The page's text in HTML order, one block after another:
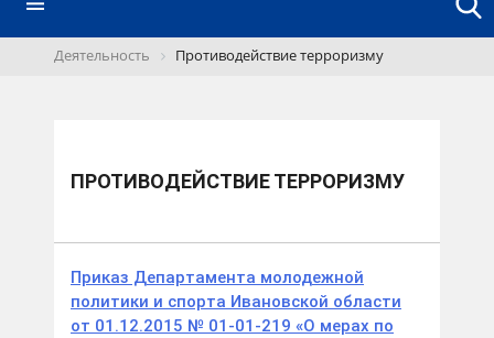
Деятельность Противодействие терроризму
ПРОТИВОДЕЙСТВИЕ ТЕРРОРИЗМУ
Приказ Департамента молодежной
политики и спорта Ивановской области
от 01.12.2015 № 01-01-219 «О мерах по